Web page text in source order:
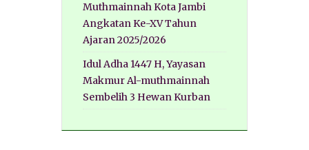
Muthmainnah Kota Jambi
Angkatan Ke-XV Tahun
Ajaran 2025/2026
Idul Adha 1447 H, Yayasan
Makmur Al-muthmainnah
Sembelih 3 Hewan Kurban